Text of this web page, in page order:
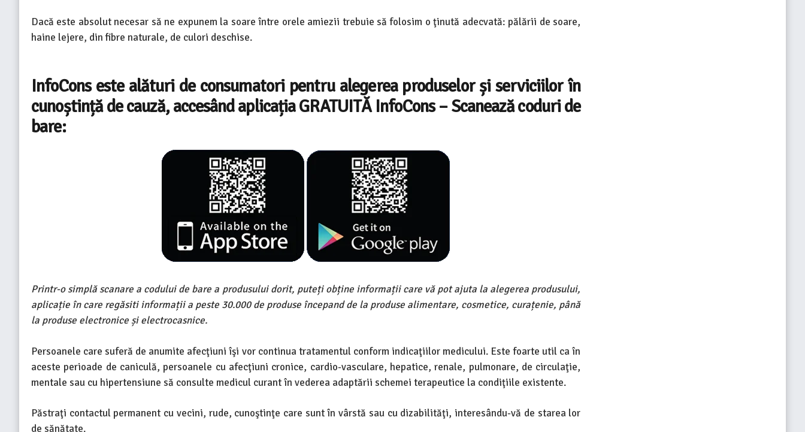
Dacă este absolut necesar să ne expunem la soare între orele amiezii trebuie să folosim o ţinută adecvată: pălării de soare,
haine lejere, din fibre naturale, de culori deschise.
InfoCons este alături de consumatori pentru alegerea produselor și serviciilor în
cunoștință de cauză, accesând aplicația GRATUITĂ InfoCons – Scanează coduri de
bare:
Printr-o simplă scanare a codului de bare a produsului dorit, puteți obține informații care vă pot ajuta la alegerea produsului,
aplicație în care regăsiti informații a peste 30.000 de produse începand de la produse alimentare, cosmetice, curațenie, până
la produse electronice și electrocasnice.
Persoanele care suferă de anumite afecţiuni îşi vor continua tratamentul conform indicaţiilor medicului. Este foarte util ca în
aceste perioade de caniculă, persoanele cu afecţiuni cronice, cardio-vasculare, hepatice, renale, pulmonare, de circulaţie,
mentale sau cu hipertensiune să consulte medicul curant în vederea adaptării schemei terapeutice la condiţiile existente.
Păstraţi contactul permanent cu vecini, rude, cunoştinţe care sunt în vârstă sau cu dizabilităţi, interesându-vă de starea lor
de sănătate.